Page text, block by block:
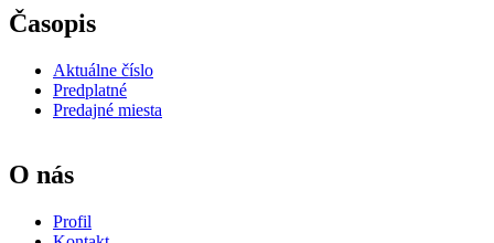
Časopis
Aktuálne číslo
Predplatné
Predajné miesta
O nás
Profil